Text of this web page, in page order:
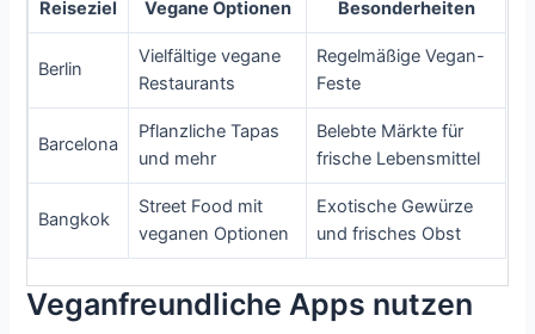
Reiseziel Vegane Optionen Besonderheiten
Berlin
Vielfältige vegane
Restaurants
Regelmäßige Vegan-
Feste
Barcelona
Pflanzliche Tapas
und mehr
Belebte Märkte für
frische Lebensmittel
Bangkok
Street Food mit
veganen Optionen
Exotische Gewürze
und frisches Obst
Veganfreundliche Apps nutzen